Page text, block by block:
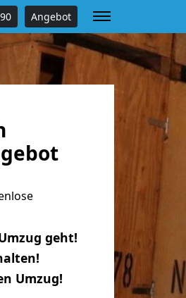
Angebot
geht!
Umzug!